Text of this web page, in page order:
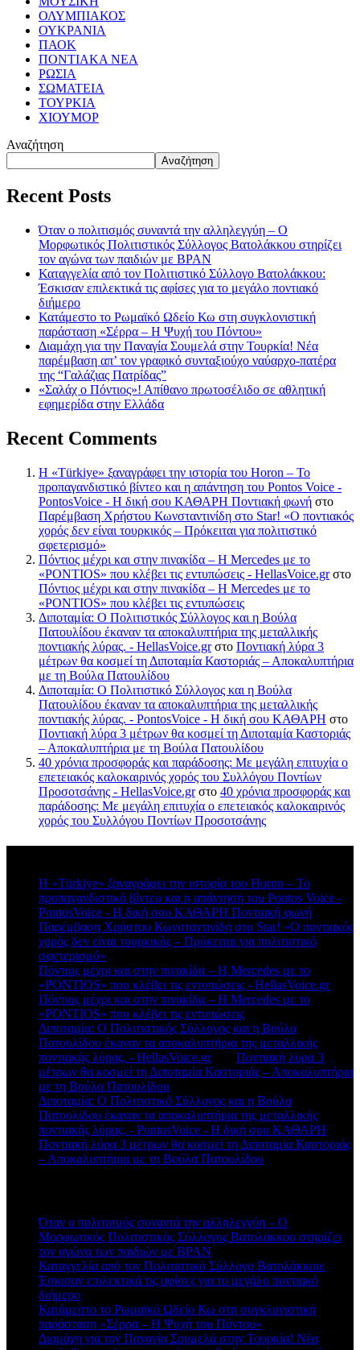
ΟΛΥΜΠΙΑΚΟΣ
ΟΥΚΡΑΝΙΑ
ΠΑΟΚ
ΠΟΝΤΙΑΚΑ ΝΕΑ
ΡΩΣΙΑ
ΣΩΜΑΤΕΙΑ
ΤΟΥΡΚΙΑ
ΧΙΟΥΜΟΡ
Αναζήτηση
Αναζήτηση
Recent Posts
Όταν ο πολιτισμός συναντά την αλληλεγγύη – Ο
Μορφωτικός Πολιτιστικός Σύλλογος Βατολάκκου στηρίζει
τον αγώνα των παιδιών με BPAN
Καταγγελία από τον Πολιτιστικό Σύλλογο Βατολάκκου:
Έσκισαν επιλεκτικά τις αφίσες για το μεγάλο ποντιακό
διήμερο
Κατάμεστο το Ρωμαϊκό Ωδείο Κω στη συγκλονιστική
παράσταση «Σέρρα – Η Ψυχή του Πόντου»
Διαμάχη για την Παναγία Σουμελά στην Τουρκία! Νέα
παρέμβαση απ’ τον γραφικό συνταξιούχο ναύαρχο-πατέρα
της “Γαλάζιας Πατρίδας”
«Σαλάχ ο Πόντιος»! Απίθανο πρωτοσέλιδο σε αθλητική
εφημερίδα στην Ελλάδα
Recent Comments
Η «Türkiye» ξαναγράφει την ιστορία του Horon – Το
προπαγανδιστικό βίντεο και η απάντηση του Pontos Voice -
PontosVoice - H δική σου ΚΑΘΑΡΗ Ποντιακή φωνή στο
Παρέμβαση Χρήστου Κωνσταντινίδη στο Star! «Ο ποντιακός
χορός δεν είναι τουρκικός – Πρόκειται για πολιτιστικό
σφετερισμό»
Πόντιος μέχρι και στην πινακίδα – Η Mercedes με το
«PONTIOS» που κλέβει τις εντυπώσεις - HellasVoice.grστο
Πόντιος μέχρι και στην πινακίδα – Η Mercedes με το
«PONTIOS» που κλέβει τις εντυπώσεις
Διποταμία: Ο Πολιτιστικός Σύλλογος και η Βούλα
Πατουλίδου έκαναν τα αποκαλυπτήρια της μεταλλικής
ποντιακής λύρας. - HellasVoice.grστο Ποντιακή λύρα 3
μέτρων θα κοσμεί τη Διποταμία Καστοριάς – Αποκαλυπτήρια
με τη Βούλα Πατουλίδου
Διποταμία: Ο Πολιτιστικό Σύλλογος και η Βούλα
Πατουλίδου έκαναν τα αποκαλυπτήρια της μεταλλικής
ποντιακής λύρας. - PontosVoice - H δική σου ΚΑΘΑΡΗ στο
Ποντιακή λύρα 3 μέτρων θα κοσμεί τη Διποταμία Καστοριάς
– Αποκαλυπτήρια με τη Βούλα Πατουλίδου
40 χρόνια προσφοράς και παράδοσης: Με μεγάλη επιτυχία ο
επετειακός καλοκαιρινός χορός του Συλλόγου Ποντίων
Προσοτσάνης - HellasVoice.grστο 40 χρόνια προσφοράς και
παράδοσης: Με μεγάλη επιτυχία ο επετειακός καλοκαιρινός
χορός του Συλλόγου Ποντίων Προσοτσάνης
Η «Türkiye» ξαναγράφει την ιστορία του Horon – Το
προπαγανδιστικό βίντεο και η απάντηση του Pontos Voice -
PontosVoice - H δική σου ΚΑΘΑΡΗ Ποντιακή φωνή
Παρέμβαση Χρήστου Κωνσταντινίδη στο Star! «Ο ποντιακός
χορός δεν είναι τουρκικός – Πρόκειται για πολιτιστικό
σφετερισμό»
Πόντιος μέχρι και στην πινακίδα – Η Mercedes με το
«PONTIOS» που κλέβει τις εντυπώσεις - HellasVoice.grστο
Πόντιος μέχρι και στην πινακίδα – Η Mercedes με το
«PONTIOS» που κλέβει τις εντυπώσεις
Διποταμία: Ο Πολιτιστικός Σύλλογος και η Βούλα
Πατουλίδου έκαναν τα αποκαλυπτήρια της μεταλλικής
ποντιακής λύρας. - HellasVoice.grστο Ποντιακή λύρα 3
μέτρων θα κοσμεί τη Διποταμία Καστοριάς – Αποκαλυπτήρια
με τη Βούλα Πατουλίδου
Διποταμία: Ο Πολιτιστικό Σύλλογος και η Βούλα
Πατουλίδου έκαναν τα αποκαλυπτήρια της μεταλλικής
ποντιακής λύρας. - PontosVoice - H δική σου ΚΑΘΑΡΗ
Ποντιακή λύρα 3 μέτρων θα κοσμεί τη Διποταμία Καστοριάς
– Αποκαλυπτήρια με τη Βούλα Πατουλίδου
Όταν ο πολιτισμός συναντά την αλληλεγγύη – Ο
Μορφωτικός Πολιτιστικός Σύλλογος Βατολάκκου στηρίζει
τον αγώνα των παιδιών με BPAN
Καταγγελία από τον Πολιτιστικό Σύλλογο Βατολάκκου:
Έσκισαν επιλεκτικά τις αφίσες για το μεγάλο ποντιακό
διήμερο
Κατάμεστο το Ρωμαϊκό Ωδείο Κω στη συγκλονιστική
παράσταση «Σέρρα – Η Ψυχή του Πόντου»
Διαμάχη για την Παναγία Σουμελά στην Τουρκία! Νέα